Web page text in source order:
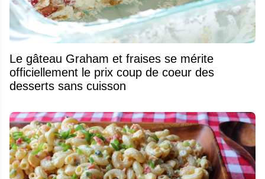
Le gâteau Graham et fraises se mérite
officiellement le prix coup de coeur des
desserts sans cuisson